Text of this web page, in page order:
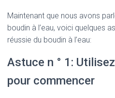
Maintenant que nous avons
boudin à l’eau, voici quelques
réussie du boudin à l’eau:
Astuce n ° 1:
pour commencer